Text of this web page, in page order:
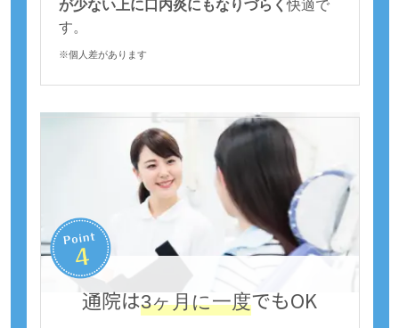
が少ない上に口内炎にもなりづらく快適で
す。
※個人差があります
通院は3ヶ月に一度でもOK